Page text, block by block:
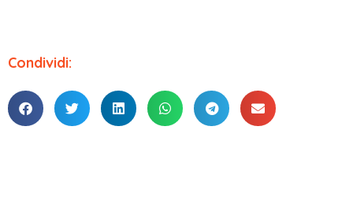
Condividi: